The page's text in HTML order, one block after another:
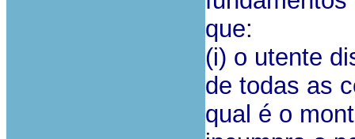
que:
(i) o utente
de todas as
qual é o